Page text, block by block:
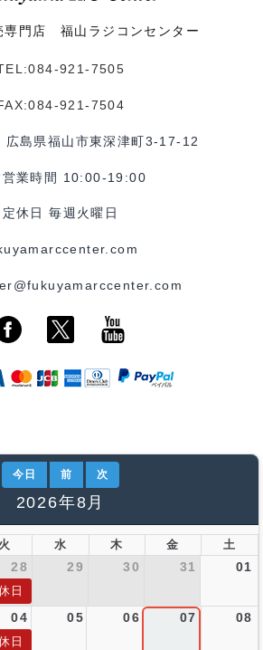
専門店 福山ラジコンセンター
921-7505
921-7504
島県福山市東深津町3-17-12
営業時間 10:00-19:00
定休日 毎週火曜日
今日 前 次
2026年8月
火 水 木 金 土
28 29 30 31 01
日
04 05 06 07 08
日